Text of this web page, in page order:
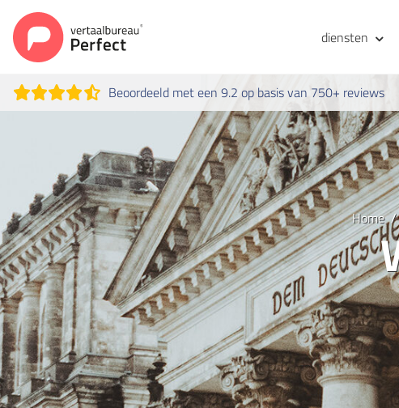
diensten
Beoordeeld met een 9.2 op basis van 750+ reviews
Home